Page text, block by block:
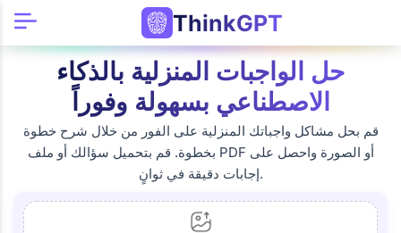
ThinkGPT
حل الواجبات المنزلية بالذكاء
الاصطناعي بسهولة وفوراً
قم بحل مشاكل واجباتك المنزلية على الفور من خلال شرح خطوة
بخطوة. قم بتحميل سؤالك أو ملف PDF أو الصورة واحصل على
إجابات دقيقة في ثوانٍ.